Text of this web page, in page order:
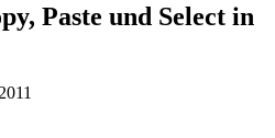
Paste und Select in